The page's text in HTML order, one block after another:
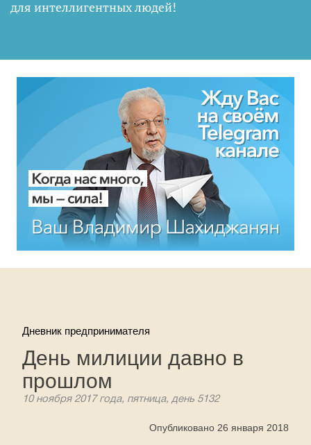
для интеллигентных людей!
Дневник предпринимателя
День милиции давно в
прошлом
10 ноября 2017 года, пятница, день 5132
Опубликовано 26 января 2018